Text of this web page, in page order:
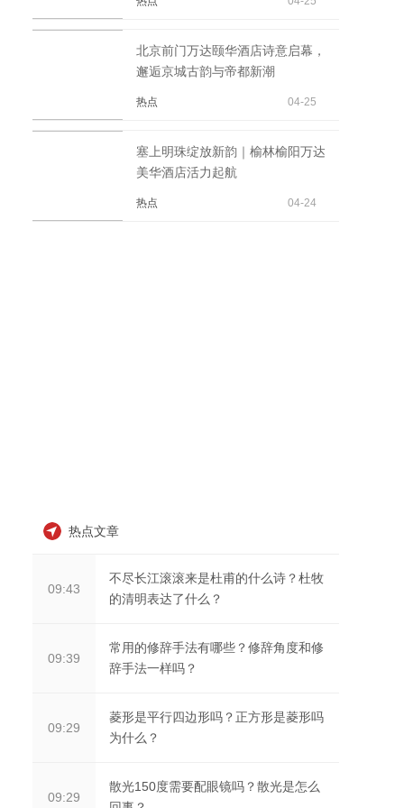
北京前门万达颐华酒店诗意启幕，
邂逅京城古韵与帝都新潮
热点 04-25
塞上明珠绽放新韵｜榆林榆阳万达
美华酒店活力起航
热点 04-24
热点文章
09:43
不尽长江滚滚来是杜甫的什么诗？杜牧
的清明表达了什么？
09:39
常用的修辞手法有哪些？修辞角度和修
辞手法一样吗？
09:29
菱形是平行四边形吗？正方形是菱形吗
为什么？
09:29
散光150度需要配眼镜吗？散光是怎么